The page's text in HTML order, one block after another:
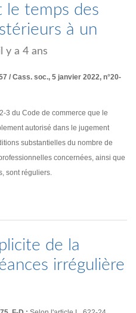
le temps des
à un
y a 4 ans
/ Cass. soc., 5 janvier 2022, n°20-
3 du Code de commerce que le
autorisé dans le jugement
substantielles du nombre de
concernées, ainsi que
sont réguliers.
de la
irrégulière